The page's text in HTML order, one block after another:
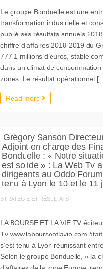
Le groupe Bonduelle est une
transformation industrielle et
publié ses résultats annuels
chiffre d’affaires 2018-2019 du
777,1 millions d’euros, stable
dans un climat de
zones. Le résultat opérationnel
Read more
Grégory Sanson
Adjoint en charge des
Bonduelle : « Notre
est solide » : La Web Tv
dirigeants au Oddo
tenu à Lyon le 10 et le 11
STRATEGIE ET RÉSULTATS
LA BOURSE ET LA VIE TV
Tv www.labourseetlavie.com
s’est tenu à Lyon réunissant
Selon le groupe Bonduelle, « la